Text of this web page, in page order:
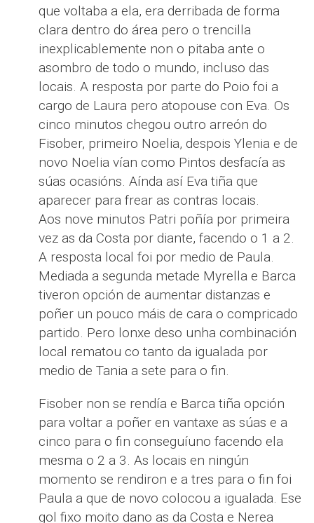
que voltaba a ela, era derribada de forma
clara dentro do área pero o trencilla
inexplicablemente non o pitaba ante o
asombro de todo o mundo, incluso das
locais. A resposta por parte do Poio foi a
cargo de Laura pero atopouse con Eva. Os
cinco minutos chegou outro arreón do
Fisober, primeiro Noelia, despois Ylenia e de
novo Noelia vían como Pintos desfacía as
súas ocasións. Aínda así Eva tiña que
aparecer para frear as contras locais.
Aos nove minutos Patri poñía por primeira
vez as da Costa por diante, facendo o 1 a 2.
A resposta local foi por medio de Paula.
Mediada a segunda metade Myrella e Barca
tiveron opción de aumentar distanzas e
poñer un pouco máis de cara o compricado
partido. Pero lonxe deso unha combinación
local rematou co tanto da igualada por
medio de Tania a sete para o fin.
Fisober non se rendía e Barca tiña opción
para voltar a poñer en vantaxe as súas e a
cinco para o fin conseguíuno facendo ela
mesma o 2 a 3. As locais en ningún
momento se rendiron e a tres para o fin foi
Paula a que de novo colocou a igualada. Ese
gol fixo moito dano as da Costa e Nerea